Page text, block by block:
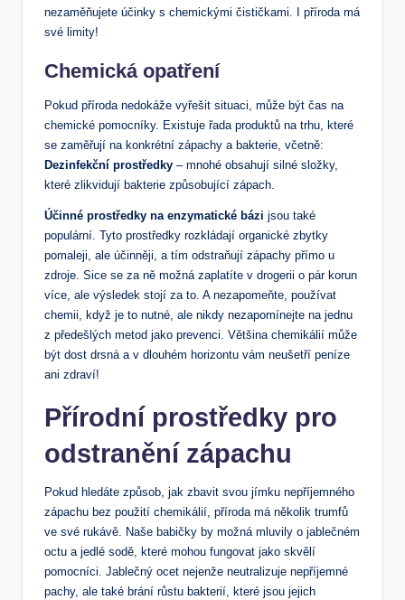
nezaměňujete účinky s chemickými čističkami. I příroda má
své limity!
Chemická opatření
Pokud příroda nedokáže vyřešit situaci, může být čas na
chemické pomocníky. Existuje řada produktů na trhu, které
se zaměřují na konkrétní zápachy a bakterie, včetně:
Dezinfekční prostředky – mnohé obsahují silné složky,
které zlikvidují bakterie způsobující zápach.
Účinné prostředky na enzymatické bázi jsou také
populární. Tyto prostředky rozkládají organické zbytky
pomaleji, ale účinněji, a tím odstraňují zápachy přímo u
zdroje. Sice se za ně možná zaplatíte v drogerii o pár korun
více, ale výsledek stojí za to. A nezapomeňte, používat
chemii, když je to nutné, ale nikdy nezapomínejte na jednu
z předešlých metod jako prevenci. Většina chemikálií může
být dost drsná a v dlouhém horizontu vám neušetří peníze
ani zdraví!
Přírodní prostředky pro
odstranění zápachu
Pokud hledáte způsob, jak zbavit svou jímku nepříjemného
zápachu bez použití chemikálií, příroda má několik trumfů
ve své rukávě. Naše babičky by možná mluvily o jablečném
octu a jedlé sodě, které mohou fungovat jako skvělí
pomocníci. Jablečný ocet nejenže neutralizuje nepříjemné
pachy, ale také brání růstu bakterií, které jsou jejich